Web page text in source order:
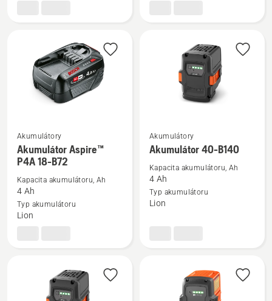
Zobrazit
více
informací
Akumulátor
Aspire™
Akumulátory
Akumulátor Aspire™
P4A 18-B72
Kapacita akumulátoru, Ah
4 Ah
Typ akumulátoru
Lion
Zobrazit
informací
Akumulátor
Akumulátory
Akumulátor 40-B140
Kapacita akumulátoru, Ah
4 Ah
Typ akumulátoru
Lion